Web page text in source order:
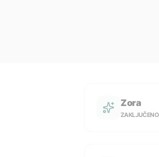
Zora
ZAKLJUČENO